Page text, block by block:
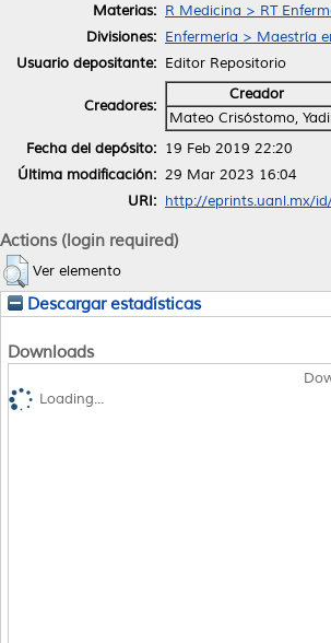
Materias: R Medicina > RT
Divisiones: Enfermería > Maestría
Usuario depositante: Editor Repositorio
Creadores:
Creador
Mateo Crisóstomo,
Fecha del depósito: 19 Feb 2019 22:20
Última modificación: 29 Mar 2023 16:04
URI: http://eprints.uanl.mx/
Actions (login required)
Ver elemento
Descargar estadísticas
Downloads
Loading...